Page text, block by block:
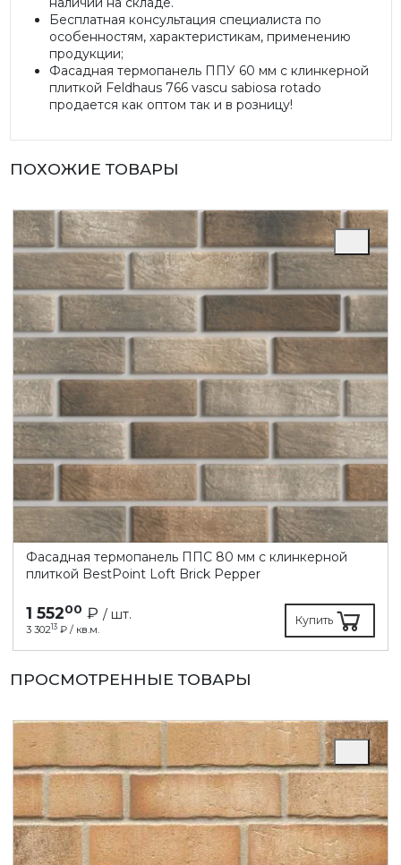
Бесплатная консультация специалиста по
особенностям, характеристикам, применению
продукции;
Фасадная термопанель ППУ 60 мм с клинкерной
плиткой Feldhaus 766 vascu sabiosa rotado
продается как оптом так и в розницу!
ПОХОЖИЕ ТОВАРЫ
Фасадная термопанель ППC 80 мм с клинкерной
плиткой BestPoint Loft Brick Pepper
1 55200 ₽ / шт.
3 30213 ₽ / кв.м.
Купить
ПРОСМОТРЕННЫЕ ТОВАРЫ